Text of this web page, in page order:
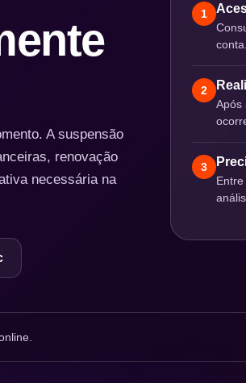
A suspensão
renovação
necessária na
1
conta.
2
Após
3